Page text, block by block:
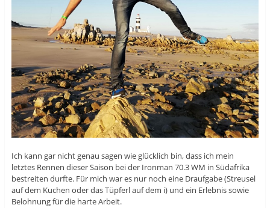
Ich kann gar nicht genau sagen wie glücklich bin, dass ich mein
letztes Rennen dieser Saison bei der Ironman 70.3 WM in Südafrika
bestreiten durfte. Für mich war es nur noch eine Draufgabe (Streusel
auf dem Kuchen oder das Tüpferl auf dem i) und ein Erlebnis sowie
Belohnung für die harte Arbeit.